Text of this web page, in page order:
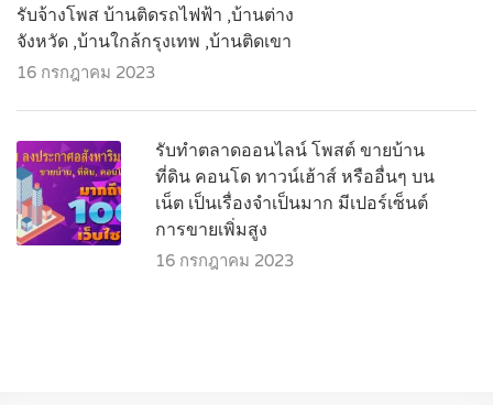
รับจ้างโพส บ้านติดรถไฟฟ้า ,บ้านต่าง
จังหวัด ,บ้านใกล้กรุงเทพ ,บ้านติดเขา
16 กรกฎาคม 2023
รับทำตลาดออนไลน์ โพสต์ ขายบ้าน
ที่ดิน คอนโด ทาวน์เฮ้าส์ หรืออื่นๆ บน
เน็ต เป็นเรื่องจำเป็นมาก มีเปอร์เซ็นต์
การขายเพิ่มสูง
16 กรกฎาคม 2023